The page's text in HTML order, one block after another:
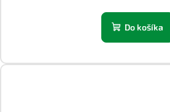
Do košíka